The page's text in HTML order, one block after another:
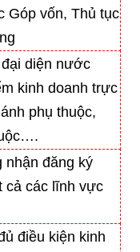
Góp vốn, Thủ tục
đại diện nước
kinh doanh trực
phụ thuộc,
nhận đăng ký
cả các lĩnh vực
điều kiện kinh